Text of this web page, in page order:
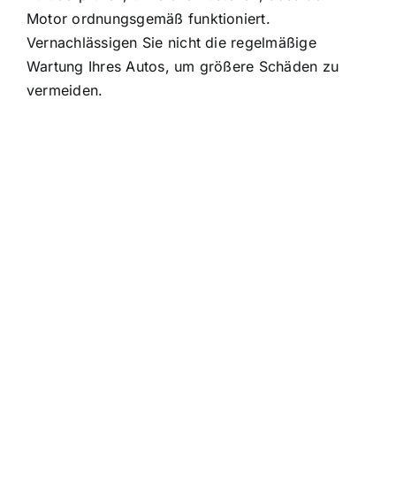
Motor ordnungsgemäß funktioniert.
Vernachlässigen Sie nicht die regelmäßige
Wartung Ihres Autos, um größere Schäden zu
vermeiden.